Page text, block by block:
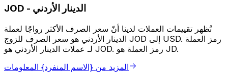
JOD - الدينار الأردني
تُظهر تقييمات العملات لدينا أنّ سعر الصرف الأكثر رواجًا لعملة
الدينار الأردني هو سعر الصرف للزوج JOD إلى USD. رمز العملة
لـ عملات الدينار الأردني هو JOD. رمز العملة هو JD.
المزيد من {الاسم المنفرد} المعلومات